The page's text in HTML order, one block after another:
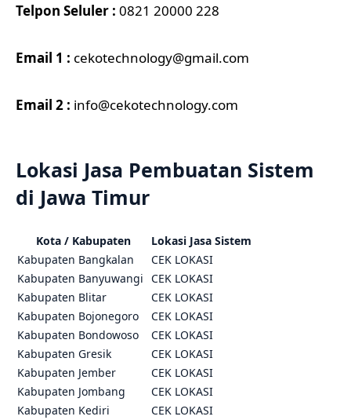
Telpon Seluler : 0821 20000 228
Email 1 : cekotechnology@gmail.com
Email 2 : info@cekotechnology.com
Lokasi Jasa Pembuatan Sistem
di Jawa Timur
Kota / Kabupaten
Lokasi Jasa Sistem
Kabupaten Bangkalan
CEK LOKASI
Kabupaten Banyuwangi CEK LOKASI
Kabupaten Blitar
CEK LOKASI
Kabupaten Bojonegoro
CEK LOKASI
Kabupaten Bondowoso
CEK LOKASI
Kabupaten Gresik
CEK LOKASI
Kabupaten Jember
CEK LOKASI
Kabupaten Jombang
CEK LOKASI
Kabupaten Kediri
CEK LOKASI